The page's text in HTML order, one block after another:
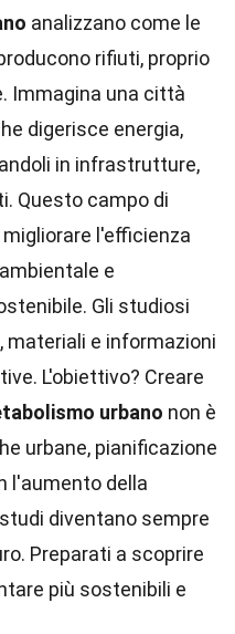
analizzano come le
rifiuti, proprio
Immagina una città
digerisce energia,
in infrastrutture,
Questo campo di
l'efficienza
e
Gli studiosi
materiali e informazioni
L'obiettivo? Creare
urbano non è
urbane, pianificazione
l'aumento della
diventano sempre
Preparati a scoprire
più sostenibili e